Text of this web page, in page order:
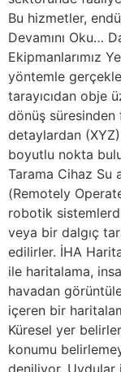
Bu hizmetler,
Devamını Oku…
Ekipmanlarımız
yöntemle
tarayıcıdan obje
dönüş
detaylardan
boyutlu nokta
Tarama Cihaz Su
(Remotely
robotik
veya bir dalgıç
edilirler. İHA
ile haritalama,
havadan
içeren bir
Küresel yer
konumu